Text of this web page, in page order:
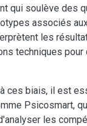
qui soulève des
associés
les
techniques
ces biais, il est
Psicosmart,
les